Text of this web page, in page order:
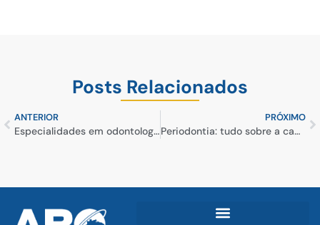
Posts Relacionados
ANTERIOR
Especialidades em odontologia: conheça todos os cursos da ABO JF
PRÓXIMO
Periodontia: tudo sobre a capacitação para atender problemas da gengiva e dos ossos bucais